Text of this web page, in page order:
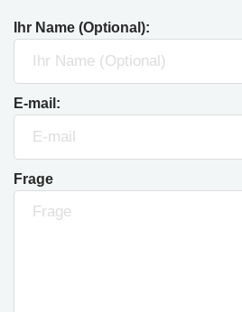
Ihr Name (Optional):
E-mail:
Frage